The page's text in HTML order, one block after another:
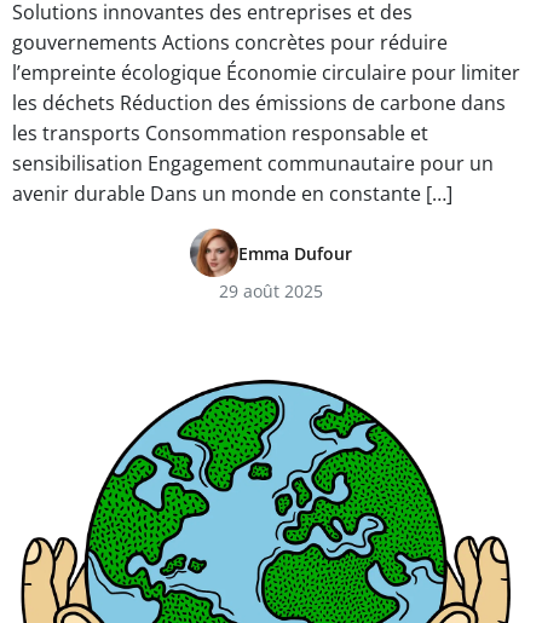
Solutions innovantes des entreprises et des
gouvernements Actions concrètes pour réduire
l’empreinte écologique Économie circulaire pour limiter
les déchets Réduction des émissions de carbone dans
les transports Consommation responsable et
sensibilisation Engagement communautaire pour un
avenir durable Dans un monde en constante […]
Emma Dufour
29 août 2025